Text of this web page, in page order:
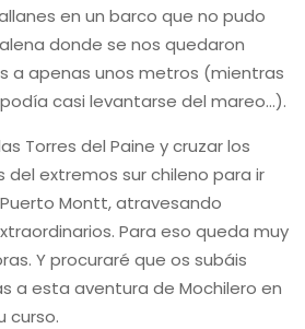
en un barco que no pudo
donde se nos quedaron
a apenas unos metros (mientras
casi levantarse del mareo…).
Torres del Paine y cruzar los
extremos sur chileno para ir
Montt, atravesando
Para eso queda muy
Y procuraré que os subáis
a esta aventura de Mochilero en
curso.